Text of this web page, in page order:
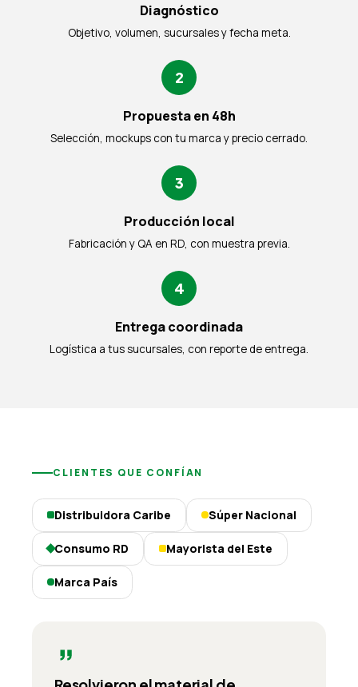
Diagnóstico
Objetivo, volumen, sucursales y fecha meta.
2
Propuesta en 48h
Selección, mockups con tu marca y precio cerrado.
3
Producción local
Fabricación y QA en RD, con muestra previa.
4
Entrega coordinada
Logística a tus sucursales, con reporte de entrega.
CLIENTES QUE CONFÍAN
Distribuidora Caribe Súper Nacional
Consumo RD Mayorista del Este
Marca País